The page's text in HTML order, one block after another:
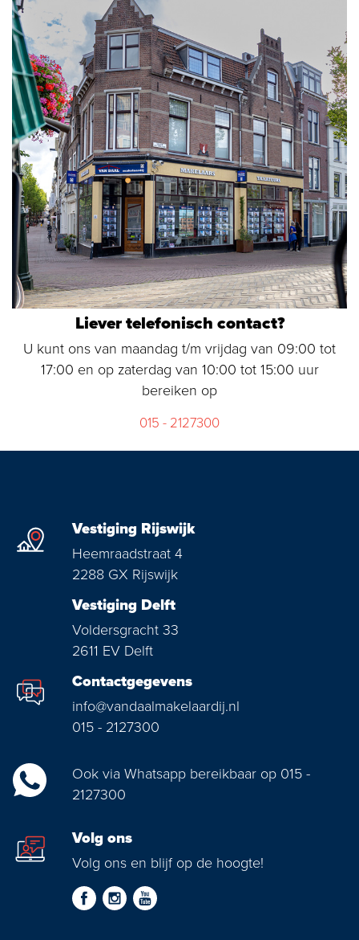
Liever telefonisch contact?
U kunt ons van maandag t/m vrijdag van 09:00 tot
17:00 en op zaterdag van 10:00 tot 15:00 uur
bereiken op
015 - 2127300
Vestiging Rijswijk
Heemraadstraat 4
2288 GX Rijswijk
Vestiging Delft
Voldersgracht 33
2611 EV Delft
Contactgegevens
info@vandaalmakelaardij.nl
015 - 2127300
Ook via Whatsapp bereikbaar op 015 -
2127300
Volg ons
Volg ons en blijf op de hoogte!